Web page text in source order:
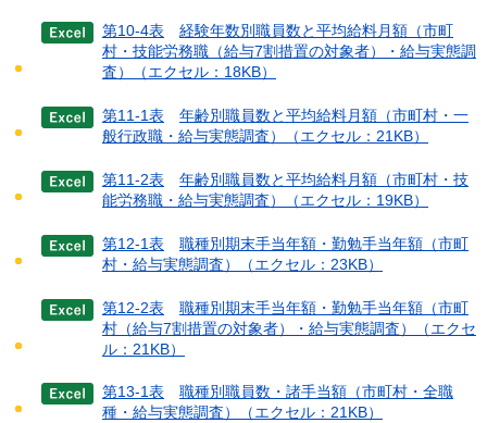
第10-4表
経験年数別職員数と平均給料月額（市町
村・技能労務職（給与7割措置の対象者）・給与実態調
査）（エクセル：18KB）
第11-1表
年齢別職員数と平均給料月額（市町村・一
般行政職・給与実態調査）
（エクセル：21KB）
第11-2表
年齢別職員数と平均給料月額（市町村・技
能労務職・給与実態調査）
（エクセル：19KB）
第12-1表
職種別期末手当年額・勤勉手当年額（市町
村・給与実態調査）
（エクセル：23KB）
第12-2表
職種別期末手当年額・勤勉手当年額（市町
村（給与7割措置の対象者）・給与実態調査）（エクセ
ル：21KB）
第13-1表
職種別職員数・諸手当額（市町村・全職
種・給与実態調査）
（エクセル：21KB）